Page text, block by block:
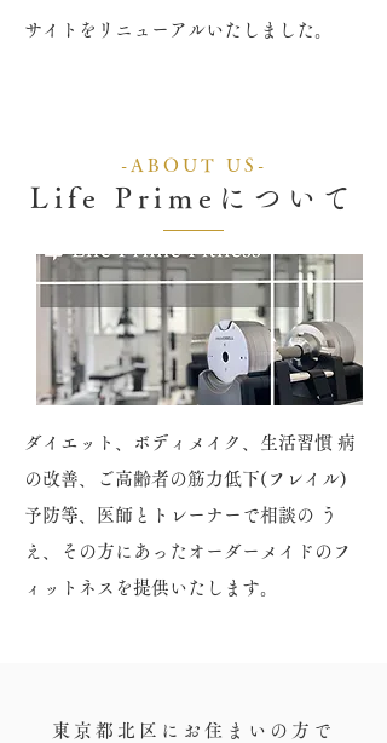
サイトをリニューアルいたしました。
-ABOUT US-
Life Primeについて
ダイエット、ボディメイク、生活習慣 病
の改善、ご高齢者の筋力低下(フレイル)
予防等、医師とトレーナーで相談の う
え、その方にあったオーダーメイドのフ
ィットネスを提供いたします。
東京都北区にお住まいの方で